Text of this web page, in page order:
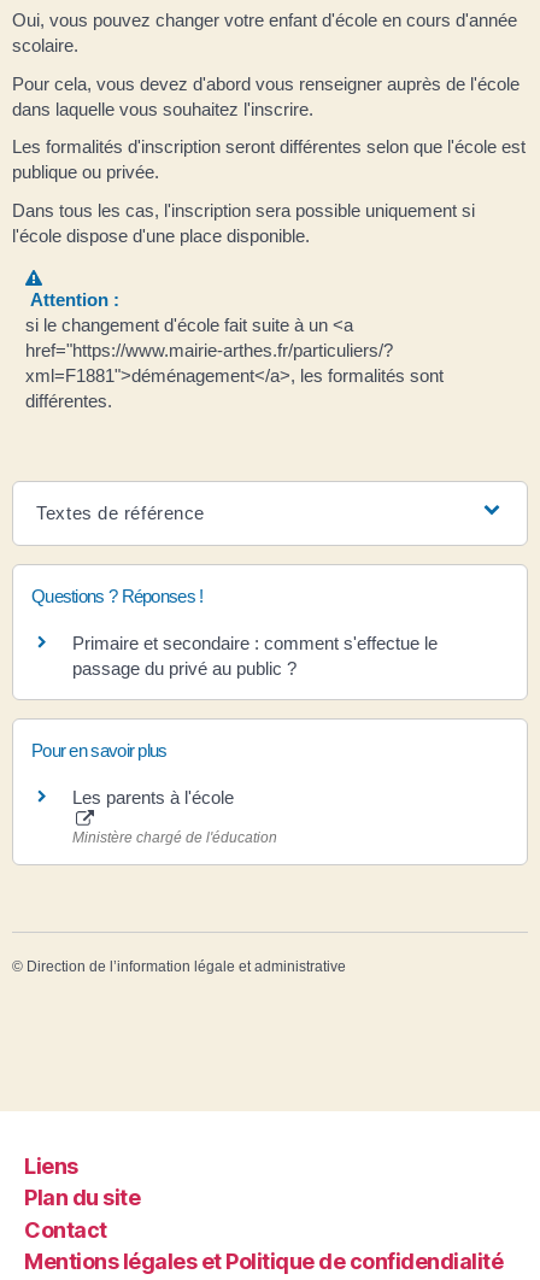
Oui, vous pouvez changer votre enfant d'école en cours d'année
scolaire.
Pour cela, vous devez d'abord vous renseigner auprès de l'école
dans laquelle vous souhaitez l'inscrire.
Les formalités d'inscription seront différentes selon que l'école est
publique ou privée.
Dans tous les cas, l'inscription sera possible uniquement si
l'école dispose d'une place disponible.
Attention :
si le changement d'école fait suite à un <a
href="https://www.mairie-arthes.fr/particuliers/?
xml=F1881">déménagement</a>, les formalités sont
différentes.
Textes de référence
Questions ? Réponses !
Primaire et secondaire : comment s'effectue le
passage du privé au public ?
Pour en savoir plus
Les parents à l'école
Ministère chargé de l'éducation
© Direction de l’information légale et administrative
Liens
Plan du site
Contact
Mentions légales et Politique de confidendialité